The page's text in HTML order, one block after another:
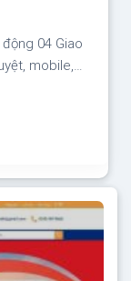
04 Giao
mobile,